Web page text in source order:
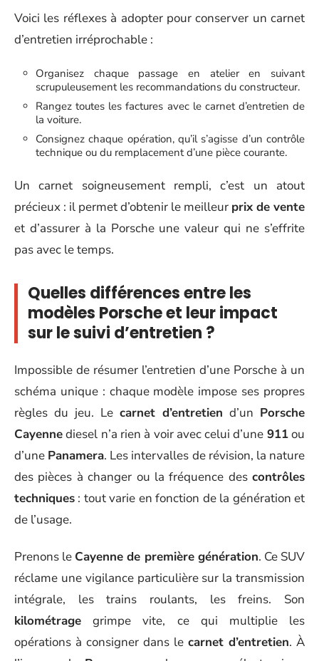
Voici les réflexes à adopter pour conserver un carnet
d’entretien irréprochable :
Organisez chaque passage en atelier en suivant
scrupuleusement les recommandations du constructeur.
Rangez toutes les factures avec le carnet d’entretien de
la voiture.
Consignez chaque opération, qu’il s’agisse d’un contrôle
technique ou du remplacement d’une pièce courante.
Un carnet soigneusement rempli, c’est un atout
précieux : il permet d’obtenir le meilleur prix de vente
et d’assurer à la Porsche une valeur qui ne s’effrite
pas avec le temps.
Quelles différences entre les
modèles Porsche et leur impact
sur le suivi d’entretien ?
Impossible de résumer l’entretien d’une Porsche à un
schéma unique : chaque modèle impose ses propres
règles du jeu. Le carnet d’entretien d’un Porsche
Cayennediesel n’a rien à voir avec celui d’une 911ou
d’une Panamera. Les intervalles de révision, la nature
des pièces à changer ou la fréquence des contrôles
techniques : tout varie en fonction de la génération et
de l’usage.
Prenons le Cayenne de première génération. Ce SUV
réclame une vigilance particulière sur la transmission
intégrale, les trains roulants, les freins. Son
kilométrage grimpe vite, ce qui multiplie les
opérations à consigner dans le carnet d’entretien. À